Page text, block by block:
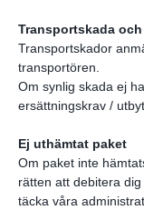
Transportskada
Transportskador
transportören.
Om synlig skada ej
ersättningskrav /
Ej uthämtat paket
Om paket inte
rätten att debitera
täcka våra